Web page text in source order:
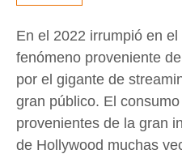
En el 2022 irrumpió en
fenómeno proveniente
por el gigante de
gran público. El
provenientes de la gran
de Hollywood muchas